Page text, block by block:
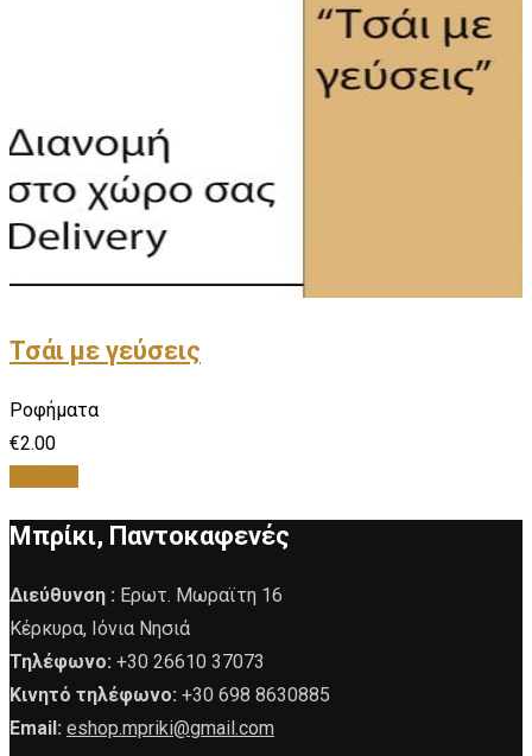
Τσάι με γεύσεις
Ροφήματα
€2.00
Μπρίκι, Παντοκαφενές
Διεύθυνση : Ερωτ. Μωραϊτη 16
Κέρκυρα, Ιόνια Νησιά
Τηλέφωνο: +30 26610 37073
Κινητό τηλέφωνο: +30 698 8630885
Email: eshop.mpriki@gmail.com